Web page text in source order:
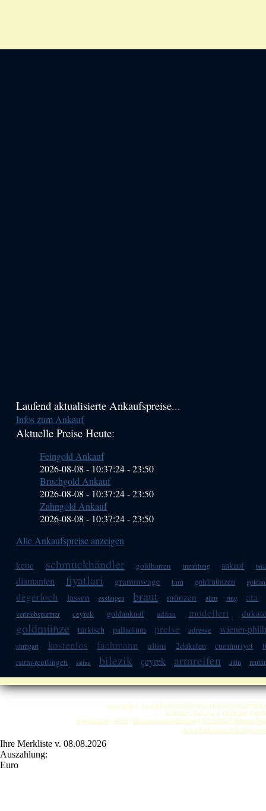
Haupt-
Sidebar
Laufend aktualisierte Ankaufspreise...
Infos zum Ankauf
Aktuelle Preise Heute:
Feingold Ankauf
2026-08-08 - 10:37:24-23:50
Bruchgold Ankauf
2026-08-08 - 10:37:24-23:50
Zahngold Ankauf
2026-08-08 - 10:37:24-23:50
Alle Ankaufspreise anzeigen
kette schmuckhändler goldbarren inzahlung ankauf
diamanten fiyatlari grammwage tam goldmünzen
degerloch lassen esslingen braut münzen alim ring ata
vertriebspartner ceyrek goldankauf adana modelleri
goldmünze türkisch palladium preise adresse wiener-
stuttgart kostenlos fachmann altini 2dukaten cumhuriyet
raum-reutlingen satimi bilezik çeyrek armreifen altin
Copyright © by ANKA
So finden Sie uns in Stuttgart:
Impressum | AGB | Datenschutzerklärung | KONTAKT Anwalt-
Anka Goldankauf Stuttgart
Ihre Merkliste v. 08.08.2026
Auszahlung:
Euro